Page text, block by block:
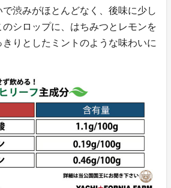
渋みがほとんどなく、後味に少し
シロップに、はちみつとレモンを
りとしたミントのような味わいに